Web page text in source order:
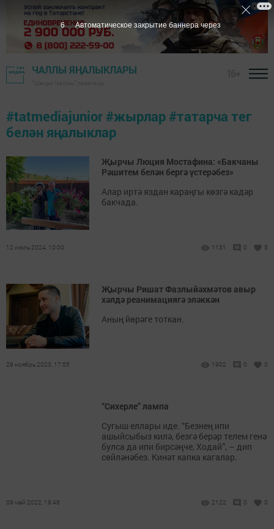
ЧАЛЛЫ ЯҢАЛЫКЛАРЫ
#tatmediajunior #жырлар #татарча тег
белән яңалыклар
Җырчы Люция Мостафина: «Бакчаны
Рәшитем белән бергә үстерәбез»
Алар иртә яздан караңгы көзгә кадәр
бакчада.
12 июль 2024, 10:00 1131 0 5
Җырчы Ришат Фазлыйәхмәтов авыр
хәлдә реанимациягә эләккән
Аның йөрәге тоткан.
29 ноябрь 2023, 17:55 1902 0 0
“Сихерле” лампа
Сугыш еллары иде. “Безнең ипи
ашыйсыбыз килә, безгә берәр телем генә
булса да ипи бирсәңче, Ходай”, – дип
сөйләнәбез. Кинәт капка кагалар.
09 май 2022, 19:46 2122 0 0
6 Автоматическое закрытие баннера через